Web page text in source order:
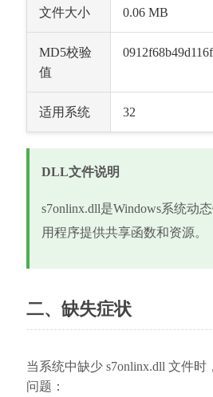
文件大小 0.06 MB
MD5校验
值
适用系统 32
DLL文件说明
s7onlinx.dll是Windows系统动
用程序提供共享函数和资源。
二、缺失症状
当系统中缺少 s7onlinx.dll 文件
问题：